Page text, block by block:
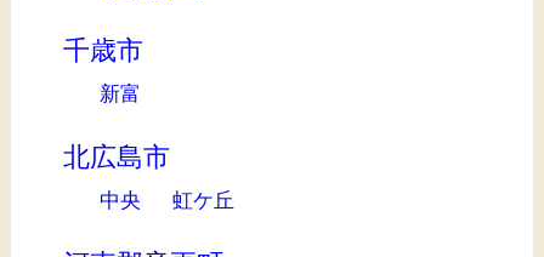
千歳市
新富
北広島市
中央 虹ケ丘